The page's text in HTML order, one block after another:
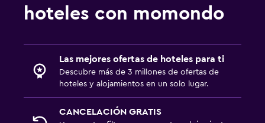
hoteles con momondo
Las mejores ofertas de hoteles para ti
Descubre más de 3 millones de ofertas de
hoteles y alojamientos en un solo lugar.
CANCELACIÓN GRATIS